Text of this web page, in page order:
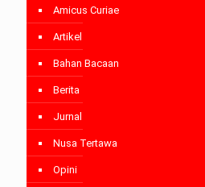
Amicus Curiae
Artikel
Bahan Bacaan
Berita
Jurnal
Nusa Tertawa
Opini